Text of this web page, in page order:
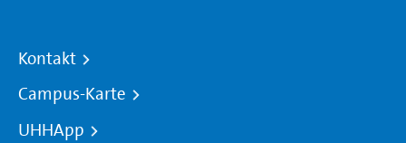
Kontakt
Campus-Karte
UHHApp